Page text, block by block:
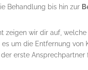
Behandlung bis hin zur
zeigen wir dir auf,
um die Entfernung
erste